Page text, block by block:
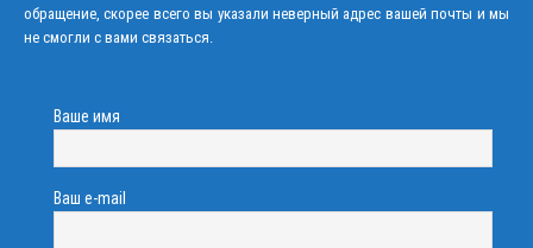
обращение, скорее всего вы указали неверный адрес вашей почты и мы
не смогли с вами связаться.
Ваше имя
Ваш e-mail